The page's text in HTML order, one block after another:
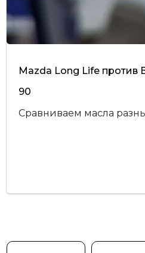
Mazda Long Life
90
Сравниваем масла